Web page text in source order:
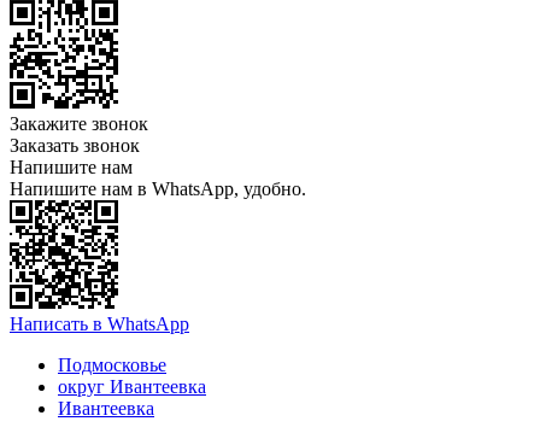
Закажите звонок
Заказать звонок
Напишите нам
Напишите нам в WhatsApp, удобно.
Написать в WhatsApp
Подмосковье
округ Ивантеевка
Ивантеевка